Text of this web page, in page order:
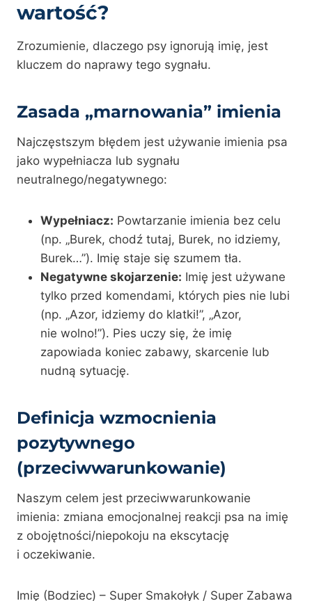
wartość?
Zrozumienie, dlaczego psy ignorują imię, jest
kluczem do naprawy tego sygnału.
Zasada „marnowania” imienia
Najczęstszym błędem jest używanie imienia psa
jako wypełniacza lub sygnału
neutralnego/negatywnego:
Wypełniacz: Powtarzanie imienia bez celu
(np. „Burek, chodź tutaj, Burek, no idziemy,
Burek…”). Imię staje się szumem tła.
Negatywne skojarzenie: Imię jest używane
tylko przed komendami, których pies nie lubi
(np. „Azor, idziemy do klatki!”, „Azor,
nie wolno!”). Pies uczy się, że imię
zapowiada koniec zabawy, skarcenie lub
nudną sytuację.
Definicja wzmocnienia
pozytywnego
(przeciwwarunkowanie)
Naszym celem jest przeciwwarunkowanie
imienia: zmiana emocjonalnej reakcji psa na imię
z obojętności/niepokoju na ekscytację
i oczekiwanie.
Imię (Bodziec) – Super Smakołyk / Super Zabawa